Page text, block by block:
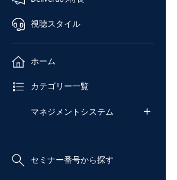
視聴スタイル
ホーム
カテゴリー一覧
マネジメントシステム
セミナー番号から探す
セミナー
番号検索